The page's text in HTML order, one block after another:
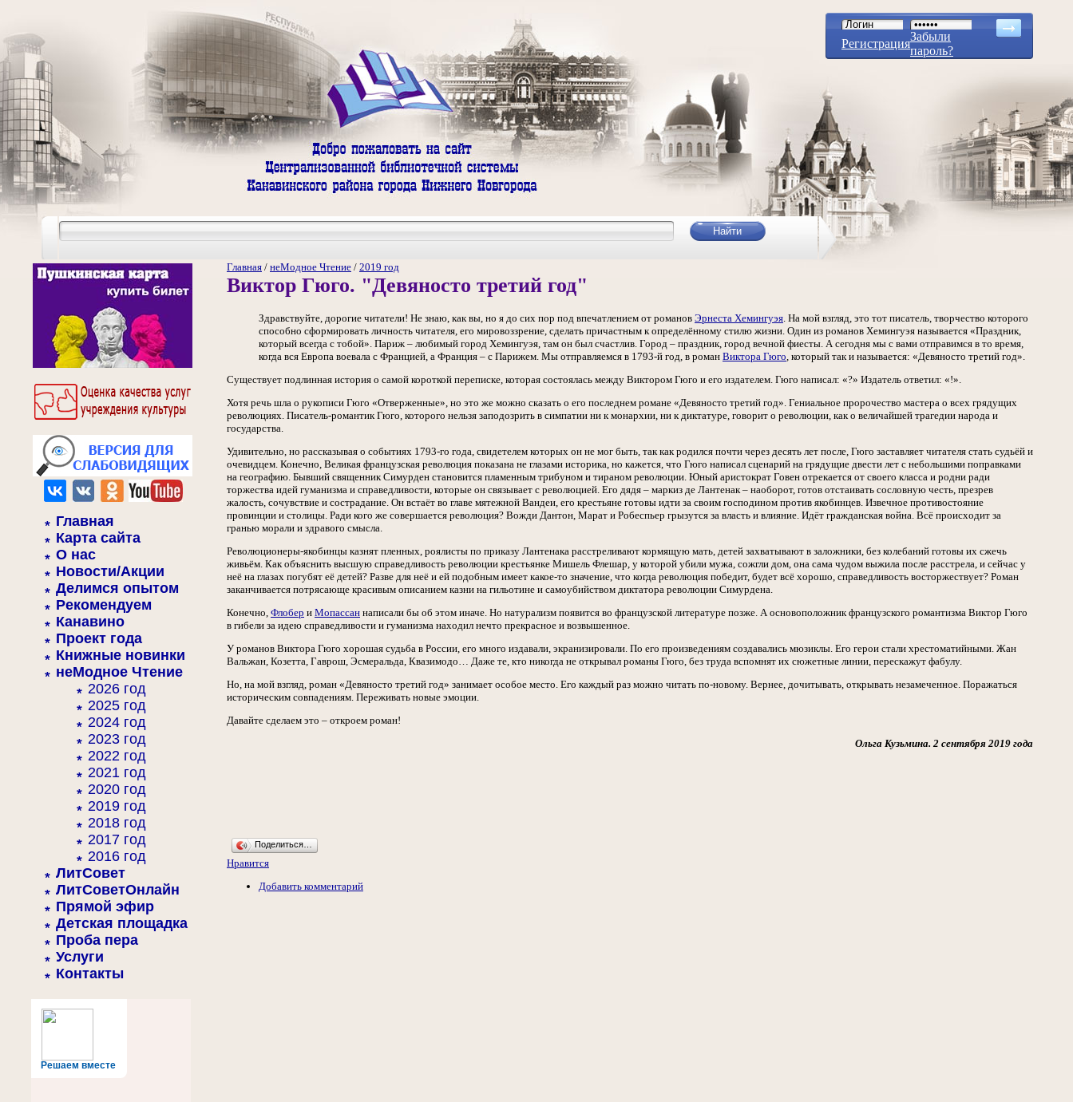
Регистрация
Забыли
пароль?
Главная
Карта сайта
О нас
Новости/Акции
Делимся опытом
Рекомендуем
Канавино
Проект года
Книжные новинки
неМодное Чтение
2026 год
2025 год
2024 год
2023 год
2022 год
2021 год
2020 год
2019 год
2018 год
2017 год
2016 год
ЛитСовет
ЛитСоветОнлайн
Прямой эфир
Детская площадка
Проба пера
Услуги
Контакты
Решаем вместе
Главная / неМодное Чтение / 2019 год
Виктор Гюго. "Девяносто третий год"
Здравствуйте, дорогие читатели! Не знаю, как вы, но я до сих пор под впечатлением от романов Эрнеста Хемингуэя. На мой взгляд, это тот писатель, творчество которого
способно сформировать личность читателя, его мировоззрение, сделать причастным к определённому стилю жизни. Один из романов Хемингуэя называется «Праздник,
который всегда с тобой». Париж – любимый город Хемингуэя, там он был счастлив. Город – праздник, город вечной фиесты. А сегодня мы с вами отправимся в то время,
когда вся Европа воевала с Францией, а Франция – с Парижем. Мы отправляемся в 1793-й год, в роман Виктора Гюго, который так и называется: «Девяносто третий год».
Существует подлинная история о самой короткой переписке, которая состоялась между Виктором Гюго и его издателем. Гюго написал: «?» Издатель ответил: «!».
Хотя речь шла о рукописи Гюго «Отверженные», но это же можно сказать о его последнем романе «Девяносто третий год». Гениальное пророчество мастера о всех грядущих
революциях. Писатель-романтик Гюго, которого нельзя заподозрить в симпатии ни к монархии, ни к диктатуре, говорит о революции, как о величайшей трагедии народа и
государства.
Удивительно, но рассказывая о событиях 1793-го года, свидетелем которых он не мог быть, так как родился почти через десять лет после, Гюго заставляет читателя стать судьёй и
очевидцем. Конечно, Великая французская революция показана не глазами историка, но кажется, что Гюго написал сценарий на грядущие двести лет с небольшими поправками
на географию. Бывший священник Симурден становится пламенным трибуном и тираном революции. Юный аристократ Говен отрекается от своего класса и родни ради
торжества идей гуманизма и справедливости, которые он связывает с революцией. Его дядя – маркиз де Лантенак – наоборот, готов отстаивать сословную честь, презрев
жалость, сочувствие и сострадание. Он встаёт во главе мятежной Вандеи, его крестьяне готовы идти за своим господином против якобинцев. Извечное противостояние
провинции и столицы. Ради кого же совершается революция? Вожди Дантон, Марат и Робеспьер грызутся за власть и влияние. Идёт гражданская война. Всё происходит за
гранью морали и здравого смысла.
Революционеры-якобинцы казнят пленных, роялисты по приказу Лантенака расстреливают кормящую мать, детей захватывают в заложники, без колебаний готовы их сжечь
живьём. Как объяснить высшую справедливость революции крестьянке Мишель Флешар, у которой убили мужа, сожгли дом, она сама чудом выжила после расстрела, и сейчас у
неё на глазах погубят её детей? Разве для неё и ей подобным имеет какое-то значение, что когда революция победит, будет всё хорошо, справедливость восторжествует? Роман
заканчивается потрясающе красивым описанием казни на гильотине и самоубийством диктатора революции Симурдена.
Конечно, Флобер и Мопассан написали бы об этом иначе. Но натурализм появится во французской литературе позже. А основоположник французского романтизма Виктор Гюго
в гибели за идею справедливости и гуманизма находил нечто прекрасное и возвышенное.
У романов Виктора Гюго хорошая судьба в России, его много издавали, экранизировали. По его произведениям создавались мюзиклы. Его герои стали хрестоматийными. Жан
Вальжан, Козетта, Гаврош, Эсмеральда, Квазимодо… Даже те, кто никогда не открывал романы Гюго, без труда вспомнят их сюжетные линии, перескажут фабулу.
Но, на мой взгляд, роман «Девяносто третий год» занимает особое место. Его каждый раз можно читать по-новому. Вернее, дочитывать, открывать незамеченное. Поражаться
историческим совпадениям. Переживать новые эмоции.
Давайте сделаем это – откроем роман!
Ольга Кузьмина. 2 сентября 2019 года
Поделиться…
Нравится
Добавить комментарий